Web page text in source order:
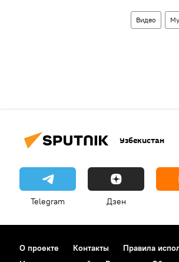
Видео
Узбекистан
Telegram Дзен
О проекте Контакты Правила